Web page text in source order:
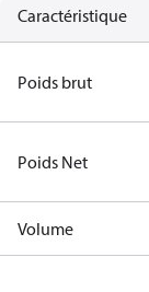
Caractéristique
Poids brut
Poids Net
Volume